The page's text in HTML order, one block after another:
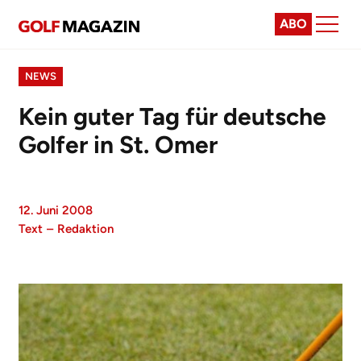
ABO
NEWS
Kein guter Tag für deutsche
Golfer in St. Omer
12. Juni 2008
Text – Redaktion